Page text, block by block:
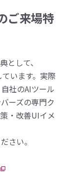
ご来場特
として、
ています。実際
社のAIツール
ーズの専門ク
・改善UIイメ
さい。